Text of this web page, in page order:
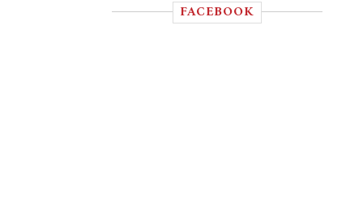
FACEBOOK